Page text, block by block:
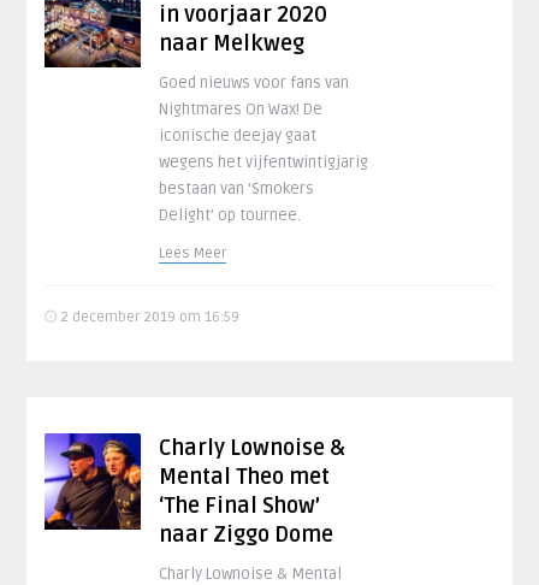
in voorjaar 2020
naar Melkweg
Goed nieuws voor fans van
Nightmares On Wax! De
iconische deejay gaat
wegens het vijfentwintigjarig
bestaan van ‘Smokers
Delight’ op tournee.
Lees Meer
2 december 2019 om 16:59
Charly Lownoise &
Mental Theo met
‘The Final Show’
naar Ziggo Dome
Charly Lownoise & Mental